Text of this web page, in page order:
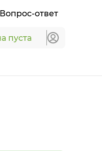
Вопрос-ответ
пуста